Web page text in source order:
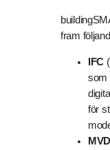
fram
IFC (
som
för
MVD